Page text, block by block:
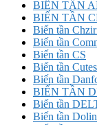
BIẾN TẦN
BIẾN TẦN
Biến tần
Biến tần
Biến tần CS
Biến tần Cutes
Biến tần
BIẾN TẦN
Biến tần
Biến tần Dolin